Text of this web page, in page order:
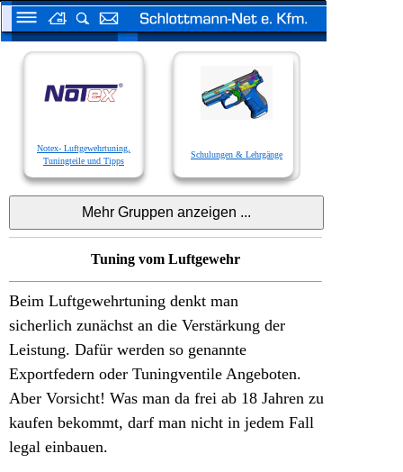
Notex- Luftgewehrtuning,
Tuningteile und Tipps
Schulungen & Lehrgänge
Tuning vom Luftgewehr
Beim Luftgewehrtuning denkt man
sicherlich zunächst an die Verstärkung der
Leistung. Dafür werden so genannte
Exportfedern oder Tuningventile Angeboten.
Aber Vorsicht! Was man da frei ab 18 Jahren zu
kaufen bekommt, darf man nicht in jedem Fall
legal einbauen.